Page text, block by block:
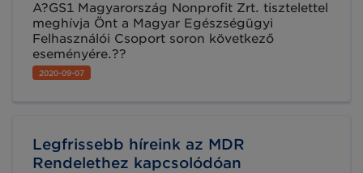
A?GS1 Magyarország Nonprofit Zrt. tisztelettel
meghívja Önt a Magyar Egészségügyi
Felhasználói Csoport soron következő
eseményére.??
2020-09-07
Legfrissebb híreink az MDR
Rendelethez kapcsolódóan